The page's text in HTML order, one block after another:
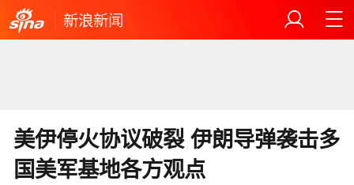
新浪新闻
美伊停火协议破裂 伊朗导弹袭击多
国美军基地各方观点